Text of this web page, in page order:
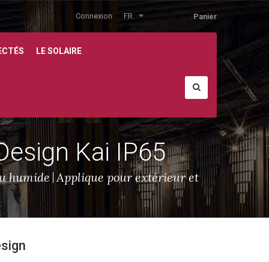
Panier
FR
Connexion
LE SOLAIRE
Kai IP65
humide Applique pour extérieur et